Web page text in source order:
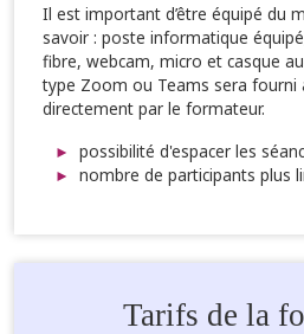
Il est important d’être équipé du
savoir : poste informatique
fibre, webcam, micro et casque
type Zoom ou Teams sera fourni
directement par le formateur.
possibilité d'espacer les
nombre de participants plus
Tarifs de la